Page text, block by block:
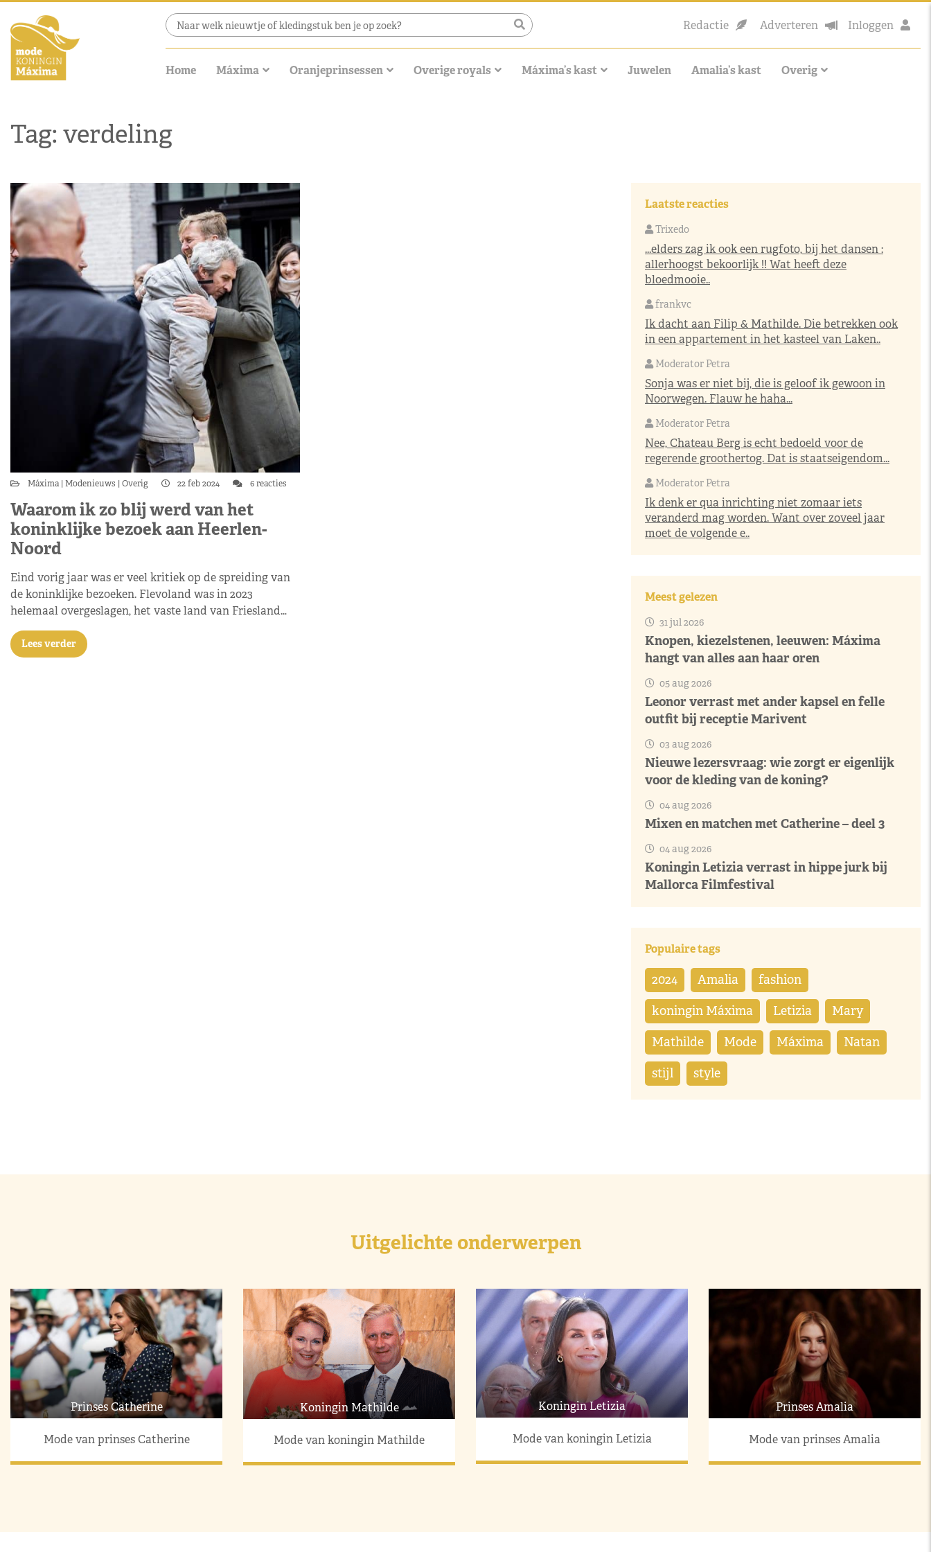
Redactie Adverteren Inloggen
Home Máxima Oranjeprinsessen Overige royals Máxima’s kast Juwelen Amalia’s kast Overig
Tag: verdeling
Máxima Modenieuws Overig 22 feb 2024 6 reacties
Waarom ik zo blij werd van het
koninklijke bezoek aan Heerlen-
Noord
Eind vorig jaar was er veel kritiek op de spreiding van
de koninklijke bezoeken. Flevoland was in 2023
helemaal overgeslagen, het vaste land van Friesland…
Lees verder
Laatste reacties
Trixedo
...elders zag ik ook een rugfoto, bij het dansen :
allerhoogst bekoorlijk !! Wat heeft deze
bloedmooie..
frankvc
Ik dacht aan Filip & Mathilde. Die betrekken ook
in een appartement in het kasteel van Laken..
Moderator Petra
Sonja was er niet bij, die is geloof ik gewoon in
Noorwegen. Flauw he haha...
Moderator Petra
Nee, Chateau Berg is echt bedoeld voor de
regerende groothertog. Dat is staatseigendom...
Moderator Petra
Ik denk er qua inrichting niet zomaar iets
veranderd mag worden. Want over zoveel jaar
moet de volgende e..
Meest gelezen
31 jul 2026
Knopen, kiezelstenen, leeuwen: Máxima
hangt van alles aan haar oren
05 aug 2026
Leonor verrast met ander kapsel en felle
outfit bij receptie Marivent
03 aug 2026
Nieuwe lezersvraag: wie zorgt er eigenlijk
voor de kleding van de koning?
04 aug 2026
Mixen en matchen met Catherine – deel 3
04 aug 2026
Koningin Letizia verrast in hippe jurk bij
Mallorca Filmfestival
Populaire tags
2024 Amalia fashion
koningin Máxima Letizia Mary
Mathilde Mode Máxima Natan
stijl style
Uitgelichte onderwerpen
Prinses Catherine
Mode van prinses Catherine
Koningin Mathilde
Mode van koningin Mathilde
Koningin Letizia
Mode van koningin Letizia
Prinses Amalia
Mode van prinses Amalia